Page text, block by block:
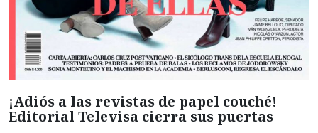
¡Adiós a las revistas de papel couché!
Editorial Televisa cierra sus puertas